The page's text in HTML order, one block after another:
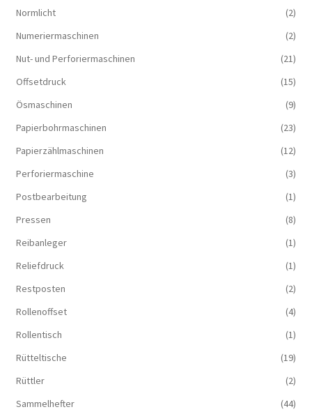
Normlicht
(2)
Numeriermaschinen
(2)
Nut- und Perforiermaschinen
(21)
Offsetdruck
(15)
Ösmaschinen
(9)
Papierbohrmaschinen
(23)
Papierzählmaschinen
(12)
Perforiermaschine
(3)
Postbearbeitung
(1)
Pressen
(8)
Reibanleger
(1)
Reliefdruck
(1)
Restposten
(2)
Rollenoffset
(4)
Rollentisch
(1)
Rütteltische
(19)
Rüttler
(2)
Sammelhefter
(44)